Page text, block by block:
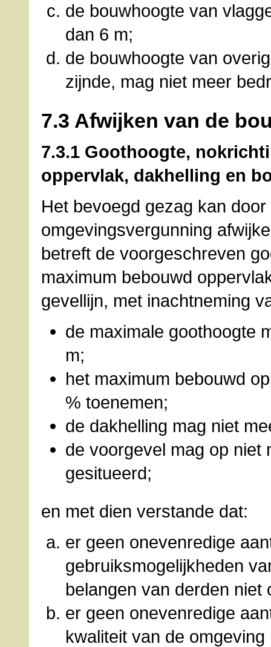
de bouwhoogte van
dan 6 m;
de bouwhoogte van
zijnde, mag niet meer
7.3 Afwijken van de
7.3.1 Goothoogte,
oppervlak, dakhelling en
Het bevoegd gezag kan
omgevingsvergunning
betreft de voorgeschreven
maximum bebouwd
gevellijn, met inachtneming
de maximale goothoogte
m;
het maximum bebouwd
% toenemen;
de dakhelling mag niet
de voorgevel mag op niet
gesitueerd;
en met dien verstande dat:
er geen onevenredige
gebruiksmogelijkheden
belangen van derden
er geen onevenredige
kwaliteit van de